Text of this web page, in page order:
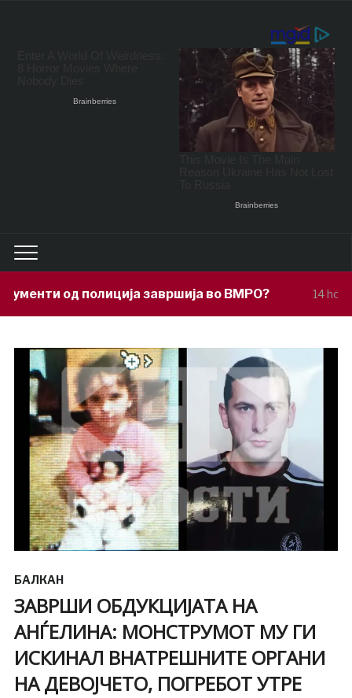
завршија во ВМРО? 14 hours ago Под
БАЛКАН
ЗАВРШИ ОБДУКЦИЈАТА НА
АНЃЕЛИНА: МОНСТРУМОТ МУ ГИ
ИСКИНАЛ ВНАТРЕШНИТЕ ОРГАНИ
НА ДЕВОЈЧЕТО, ПОГРЕБОТ УТРЕ